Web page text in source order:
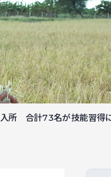
所 合計73名が技能習得